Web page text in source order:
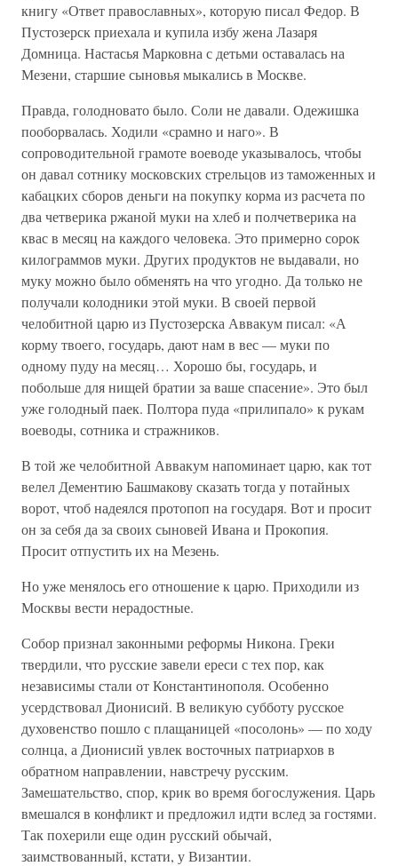
книгу «Ответ православных», которую писал Федор. В
Пустозерск приехала и купила избу жена Лазаря
Домница. Настасья Марковна с детьми оставалась на
Мезени, старшие сыновья мыкались в Москве.
Правда, голодновато было. Соли не давали. Одежишка
пооборвалась. Ходили «срамно и наго». В
сопроводительной грамоте воеводе указывалось, чтобы
он давал сотнику московских стрельцов из таможенных и
кабацких сборов деньги на покупку корма из расчета по
два четверика ржаной муки на хлеб и полчетверика на
квас в месяц на каждого человека. Это примерно сорок
килограммов муки. Других продуктов не выдавали, но
муку можно было обменять на что угодно. Да только не
получали колодники этой муки. В своей первой
челобитной царю из Пустозерска Аввакум писал: «А
корму твоего, государь, дают нам в вес — муки по
одному пуду на месяц… Хорошо бы, государь, и
побольше для нищей братии за ваше спасение». Это был
уже голодный паек. Полтора пуда «прилипало» к рукам
воеводы, сотника и стражников.
В той же челобитной Аввакум напоминает царю, как тот
велел Дементию Башмакову сказать тогда у потайных
ворот, чтоб надеялся протопоп на государя. Вот и просит
он за себя да за своих сыновей Ивана и Прокопия.
Просит отпустить их на Мезень.
Но уже менялось его отношение к царю. Приходили из
Москвы вести нерадостные.
Собор признал законными реформы Никона. Греки
твердили, что русские завели ереси с тех пор, как
независимы стали от Константинополя. Особенно
усердствовал Дионисий. В великую субботу русское
духовенство пошло с плащаницей «посолонь» — по ходу
солнца, а Дионисий увлек восточных патриархов в
обратном направлении, навстречу русским.
Замешательство, спор, крик во время богослужения. Царь
вмешался в конфликт и предложил идти вслед за гостями.
Так похерили еще один русский обычай,
заимствованный, кстати, у Византии.